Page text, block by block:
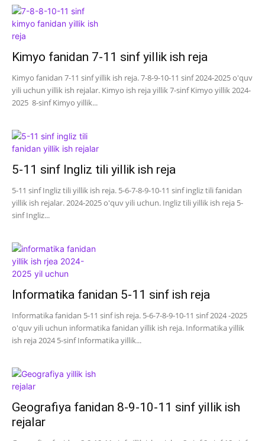
Kimyo fanidan 7-11 sinf yillik ish reja
Kimyo fanidan 7-11 sinf yillik ish reja. 7-8-9-10-11 sinf 2024-2025 o'quv
yili uchun yillik ish rejalar. Kimyo ish reja yillik 7-sinf Kimyo yillik 2024-
2025 8-sinf Kimyo yillik...
5-11 sinf Ingliz tili yillik ish reja
5-11 sinf Ingliz tili yillik ish reja. 5-6-7-8-9-10-11 sinf ingliz tili fanidan
yillik ish rejalar. 2024-2025 o'quv yili uchun. Ingliz tili yillik ish reja 5-
sinf Ingliz...
Informatika fanidan 5-11 sinf ish reja
Informatika fanidan 5-11 sinf ish reja. 5-6-7-8-9-10-11 sinf 2024 -2025
o'quv yili uchun informatika fanidan yillik ish reja. Informatika yillik
ish reja 2024 5-sinf Informatika yillik...
Geografiya fanidan 8-9-10-11 sinf yillik ish
rejalar